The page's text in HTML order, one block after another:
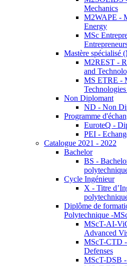
Mechanics
M2WAPE -
Energy
MSc
Mastère spécialisé
M2REST -
and
MS ETRE -
Non Diplomant
ND - Non
Programme
EuroteQ -
PEI -
Catalogue 2021 - 2022
Bachelor
BS -
Cycle Ingénieur
X - Titre
Diplôme de
Polytechnique -
MScT-AI-
Advanced
MScT-CTD -
Defenses
MScT-DSB -